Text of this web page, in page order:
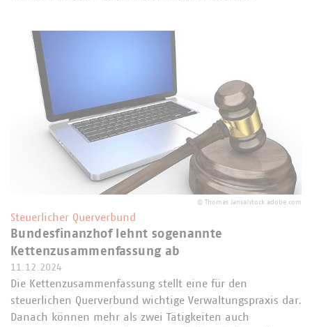
© Thomas Jansa/stock.adobe.com
Steuerlicher Querverbund
Bundesfinanzhof lehnt sogenannte
Kettenzusammenfassung ab
11.12.2024
Die Kettenzusammenfassung stellt eine für den
steuerlichen Querverbund wichtige Verwaltungspraxis dar.
Danach können mehr als zwei Tätigkeiten auch